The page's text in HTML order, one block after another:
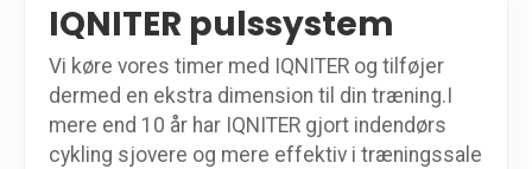
IQNITER pulssystem
Vi køre vores timer med IQNITER og tilføjer
dermed en ekstra dimension til din træning.I
mere end 10 år har IQNITER gjort indendørs
cykling sjovere og mere effektiv i træningssale